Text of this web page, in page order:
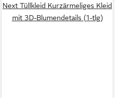
Next Tüllkleid Kurzärmeliges Kleid
mit 3D-Blumendetails (1-tlg)